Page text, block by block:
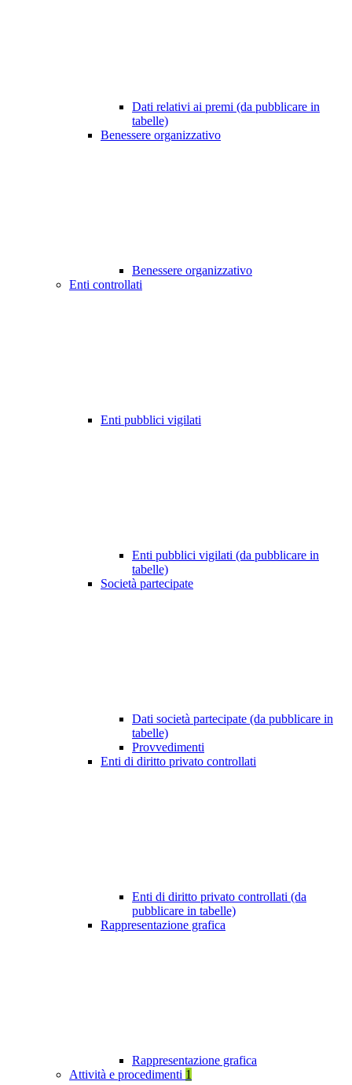
Dati relativi ai premi (da pubblicare in
tabelle)
Benessere organizzativo
Benessere organizzativo
Enti controllati
Enti pubblici vigilati
Enti pubblici vigilati (da pubblicare in
tabelle)
Società partecipate
Dati società partecipate (da pubblicare in
tabelle)
Provvedimenti
Enti di diritto privato controllati
Enti di diritto privato controllati (da
pubblicare in tabelle)
Rappresentazione grafica
Rappresentazione grafica
Attività e procedimenti 1